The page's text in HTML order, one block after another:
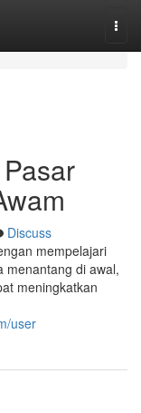
Discuss
mempelajari
menantang di awal,
meningkatkan
user